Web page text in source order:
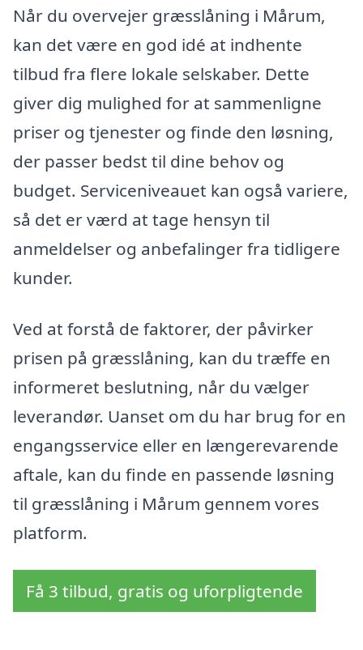
Når du overvejer græsslåning i Mårum,
kan det være en god idé at indhente
tilbud fra flere lokale selskaber. Dette
giver dig mulighed for at sammenligne
priser og tjenester og finde den løsning,
der passer bedst til dine behov og
budget. Serviceniveauet kan også variere,
så det er værd at tage hensyn til
anmeldelser og anbefalinger fra tidligere
kunder.
Ved at forstå de faktorer, der påvirker
prisen på græsslåning, kan du træffe en
informeret beslutning, når du vælger
leverandør. Uanset om du har brug for en
engangsservice eller en længerevarende
aftale, kan du finde en passende løsning
til græsslåning i Mårum gennem vores
platform.
Få 3 tilbud, gratis og uforpligtende